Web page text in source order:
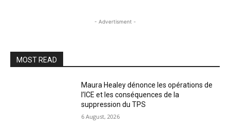
- Advertisment -
MOST READ
Maura Healey dénonce les opérations de
l’ICE et les conséquences de la
suppression du TPS
6 August, 2026